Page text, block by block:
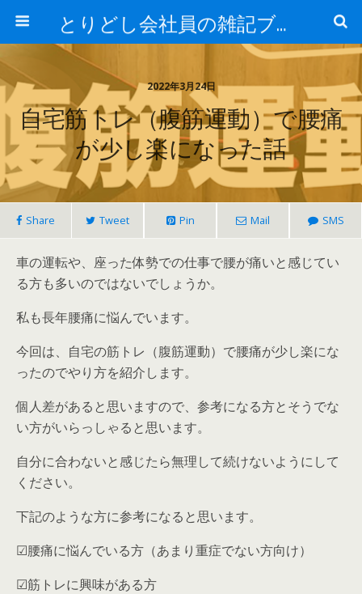
とりどし会社員の雑記ブログ
2022年3月24日
自宅筋トレ（腹筋運動）で腰痛
が少し楽になった話
Share Tweet Pin Mail SMS
車の運転や、座った体勢での仕事で腰が痛いと感じてい
る方も多いのではないでしょうか。
私も長年腰痛に悩んでいます。
今回は、 自宅の筋トレ（腹筋運動）で腰痛が少し楽にな
ったのでやり方を紹介します。
個人差があると思いますので、参考になる方とそうでな
い方がいらっしゃると思います。
自分に合わないと感じたら無理して続けないようにして
ください。
下記のような方に参考になると思います。
☑︎腰痛に悩んでいる方（あまり重症でない方向け）
☑︎筋トレに興味がある方